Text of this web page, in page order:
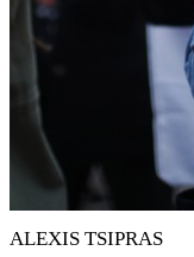
ALEXIS TSIPRAS